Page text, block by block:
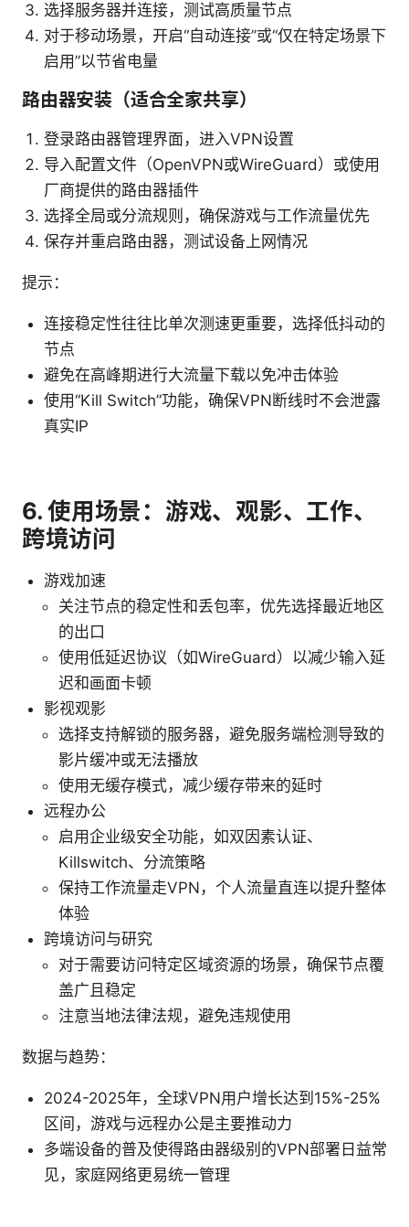
选择服务器并连接，测试高质量节点
对于移动场景，开启“自动连接”或“仅在特定场景下
启用”以节省电量
路由器安装（适合全家共享）
登录路由器管理界面，进入VPN设置
导入配置文件（OpenVPN或WireGuard）或使用
厂商提供的路由器插件
选择全局或分流规则，确保游戏与工作流量优先
保存并重启路由器，测试设备上网情况
提示：
连接稳定性往往比单次测速更重要，选择低抖动的
节点
避免在高峰期进行大流量下载以免冲击体验
使用“Kill Switch”功能，确保VPN断线时不会泄露
真实IP
6. 使用场景：游戏、观影、工作、
跨境访问
游戏加速
关注节点的稳定性和丢包率，优先选择最近地区
的出口
使用低延迟协议（如WireGuard）以减少输入延
迟和画面卡顿
影视观影
选择支持解锁的服务器，避免服务端检测导致的
影片缓冲或无法播放
使用无缓存模式，减少缓存带来的延时
远程办公
启用企业级安全功能，如双因素认证、
Killswitch、分流策略
保持工作流量走VPN，个人流量直连以提升整体
体验
跨境访问与研究
对于需要访问特定区域资源的场景，确保节点覆
盖广且稳定
注意当地法律法规，避免违规使用
数据与趋势：
2024-2025年，全球VPN用户增长达到15%-25%
区间，游戏与远程办公是主要推动力
多端设备的普及使得路由器级别的VPN部署日益常
见，家庭网络更易统一管理